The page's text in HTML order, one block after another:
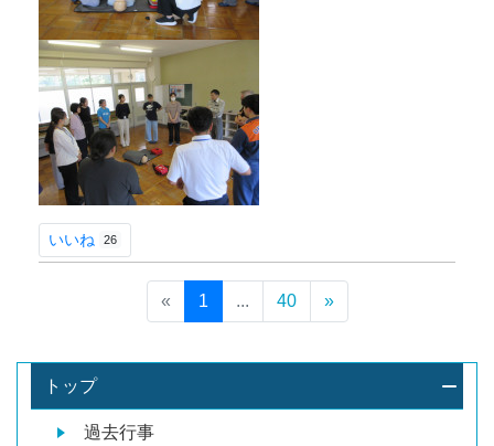
トップ
過去行事
いいね 26
« 1 ... 40 »